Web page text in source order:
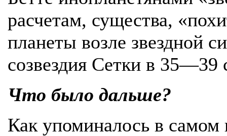
расчетам, существа,
планеты возле звездной
созвездия Сетки в 35—39
Что было дальше?
Как упоминалось в самом